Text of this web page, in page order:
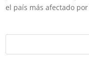
el país más afectado